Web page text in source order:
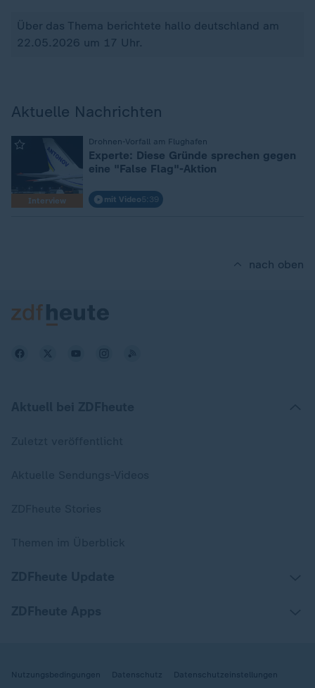
Über das Thema berichtete hallo deutschland am
22.05.2026 um 17 Uhr.
Aktuelle Nachrichten
Interview
Drohnen-Vorfall am Flughafen
Experte: Diese Gründe sprechen gegen
eine "False Flag"-Aktion
mit Video5:39
nach oben
Nutzungsbedingungen Datenschutz Datenschutzeinstellungen